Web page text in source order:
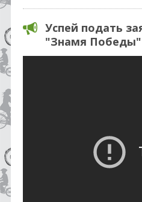
Успей подать
"Знамя Победы"